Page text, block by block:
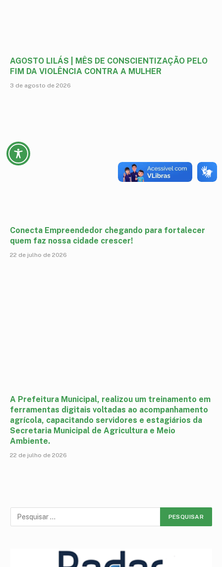
AGOSTO LILÁS | MÊS DE CONSCIENTIZAÇÃO PELO
FIM DA VIOLÊNCIA CONTRA A MULHER
3 de agosto de 2026
Conecta Empreendedor chegando para fortalecer
quem faz nossa cidade crescer!
22 de julho de 2026
A Prefeitura Municipal, realizou um treinamento em
ferramentas digitais voltadas ao acompanhamento
agrícola, capacitando servidores e estagiários da
Secretaria Municipal de Agricultura e Meio
Ambiente.
22 de julho de 2026